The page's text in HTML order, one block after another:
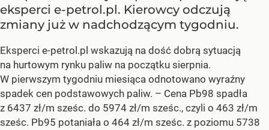
eksperci e-petrol.pl. Kierowcy odczują
zmiany już w nadchodzącym tygodniu.
Eksperci e-petrol.pl wskazują na dość dobrą sytuacją
na hurtowym rynku paliw na początku sierpnia.
W pierwszym tygodniu miesiąca odnotowano wyraźny
spadek cen podstawowych paliw. – Cena Pb98 spadła
z 6437 zł/m sześc. do 5974 zł/m sześc., czyli o 463 zł/m
sześc. Pb95 potaniała o 464 zł/m sześc. z poziomu 5738